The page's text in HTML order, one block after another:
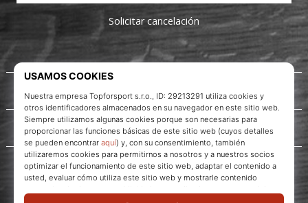
Acerca de nosotros
Servicio al cliente
Solicitar cancelación